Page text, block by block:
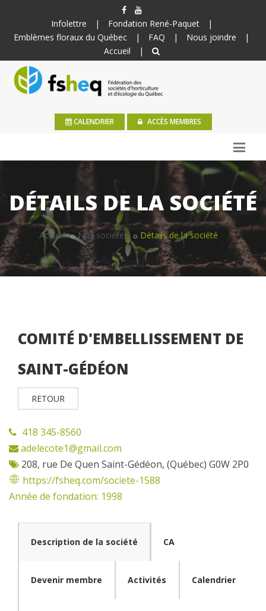
Infolettre | Fondation René-Paquet
|
Emblèmes floraux du Québec
| FAQ | Nous joindre
|
Accueil
|
CALENDRIER ACCÈS MEMBRES
DÉTAILS DE LA SOCIÉTÉ
Accueil Nos sociétés Détails de la société
COMITÉ D'EMBELLISSEMENT DE
SAINT-GÉDÉON
RETOUR
418 345-8560
adelecote1@gmail.com
208, rue De Quen Saint-Gédéon, (Québec) G0W 2P0
https://fsheq.com/societe-1588
Année de fondation: 1998
Description de la société CA
Devenir membre Activités Calendrier